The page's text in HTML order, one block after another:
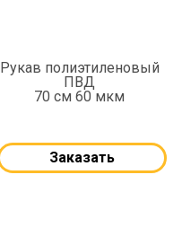
Рукав полиэтиленовый
ПВД
70 см 60 мкм
Заказать